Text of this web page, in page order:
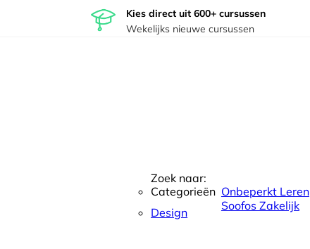
Kies direct uit 600+ cursussen
Wekelijks nieuwe cursussen
Onbeperkt Leren
Soofos Zakelijk
Categorieën
Design
Zoek naar: